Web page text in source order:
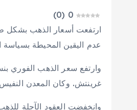
0
(
0
)
ارتفعت أسعار الذهب بشكل
عدم اليقين المحيطة بسياسة
غرينتش. وكان المعدن
وانخفضت العقود الآجلة للذهب الأميركي